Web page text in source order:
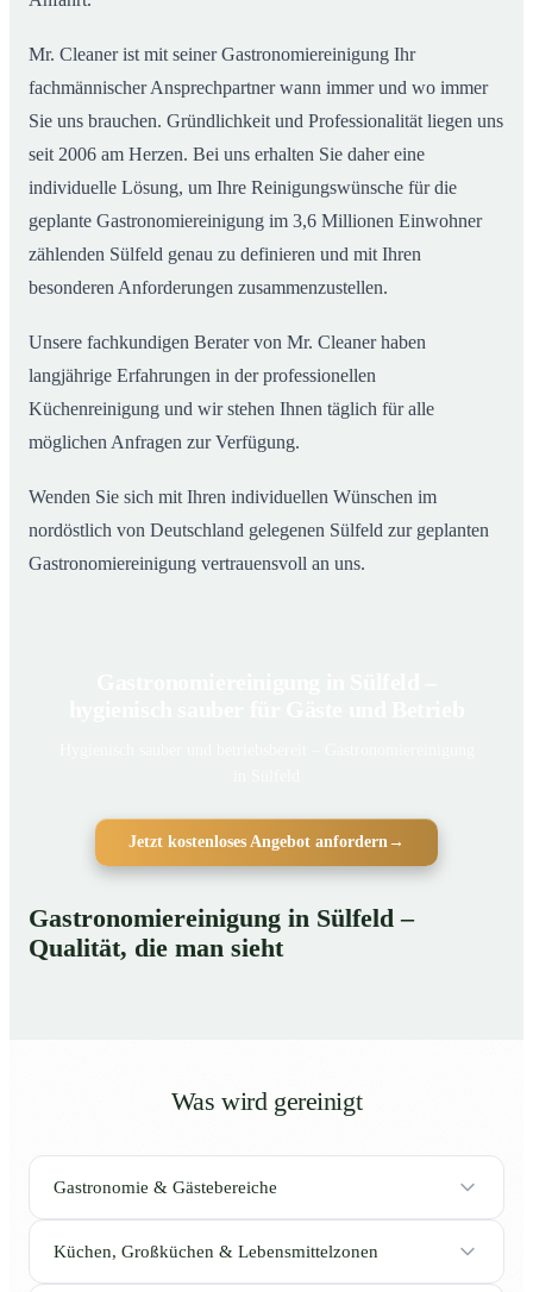
Mr. Cleaner ist mit seiner Gastronomiereinigung Ihr
fachmännischer Ansprechpartner wann immer und wo immer
Sie uns brauchen. Gründlichkeit und Professionalität liegen uns
seit 2006 am Herzen. Bei uns erhalten Sie daher eine
individuelle Lösung, um Ihre Reinigungswünsche für die
geplante Gastronomiereinigung im 3,6 Millionen Einwohner
zählenden Sülfeld genau zu definieren und mit Ihren
besonderen Anforderungen zusammenzustellen.
Unsere fachkundigen Berater von Mr. Cleaner haben
langjährige Erfahrungen in der professionellen
Küchenreinigung und wir stehen Ihnen täglich für alle
möglichen Anfragen zur Verfügung.
Wenden Sie sich mit Ihren individuellen Wünschen im
nordöstlich von Deutschland gelegenen Sülfeld zur geplanten
Gastronomiereinigung vertrauensvoll an uns.
Jetzt kostenloses Angebot anfordern→
Gastronomiereinigung in Sülfeld –
Qualität, die man sieht
Was wird gereinigt
Gastronomie & Gästebereiche
Küchen, Großküchen & Lebensmittelzonen